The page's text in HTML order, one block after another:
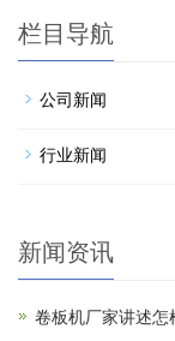
栏目导航
公司新闻
行业新闻
新闻资讯
卷板机厂家讲述怎